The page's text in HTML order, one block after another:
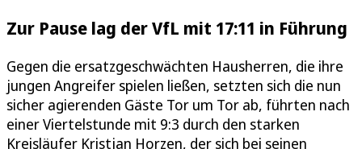
Zur Pause lag der VfL mit 17:11 in Führung
Gegen die ersatzgeschwächten Hausherren, die ihre
jungen Angreifer spielen ließen, setzten sich die nun
sicher agierenden Gäste Tor um Tor ab, führten nach
einer Viertelstunde mit 9:3 durch den starken
Kreisläufer Kristjan Horzen, der sich bei seinen